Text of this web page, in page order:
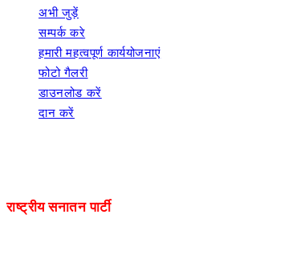
अभी जुड़ें
सम्पर्क करे
हमारी महत्वपूर्ण कार्ययोजनाएं
फोटो गैलरी
डाउनलोड करें
दान करें
राष्ट्रीय सनातन पार्टी